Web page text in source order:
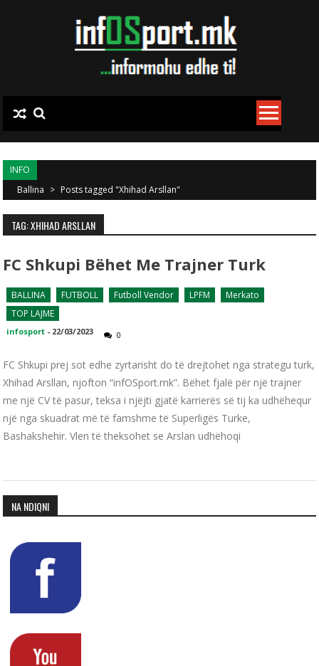
INFO
Ballina > Posts tagged "Xhihad Arsllan"
TAG: XHIHAD ARSLLAN
FC Shkupi Bëhet Me Trajner Turk
BALLINA FUTBOLL Futboll Vendor LPFM
Merkato
TOP LAJME
infosport - 22/03/2023 0
FC Shkupi prej sot edhe zyrtarisht do të drejtohet nga strategu turk,
Xhihad Arsllan, njofton “infOSport.mk”. Bëhet fjalë për një trajner
me një CV të pasur, teksa i njëjti gjatë karrierës së tij ka udhëhequr
një nga skuadrat më të famshme të Superligës Turke,
Bashakshehir. Vlen të theksohet se Arslan udhëhoqi
NA NDIQNI